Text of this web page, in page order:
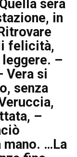
sera
in
felicità,
–
Vera si
senza
–
mano. …La